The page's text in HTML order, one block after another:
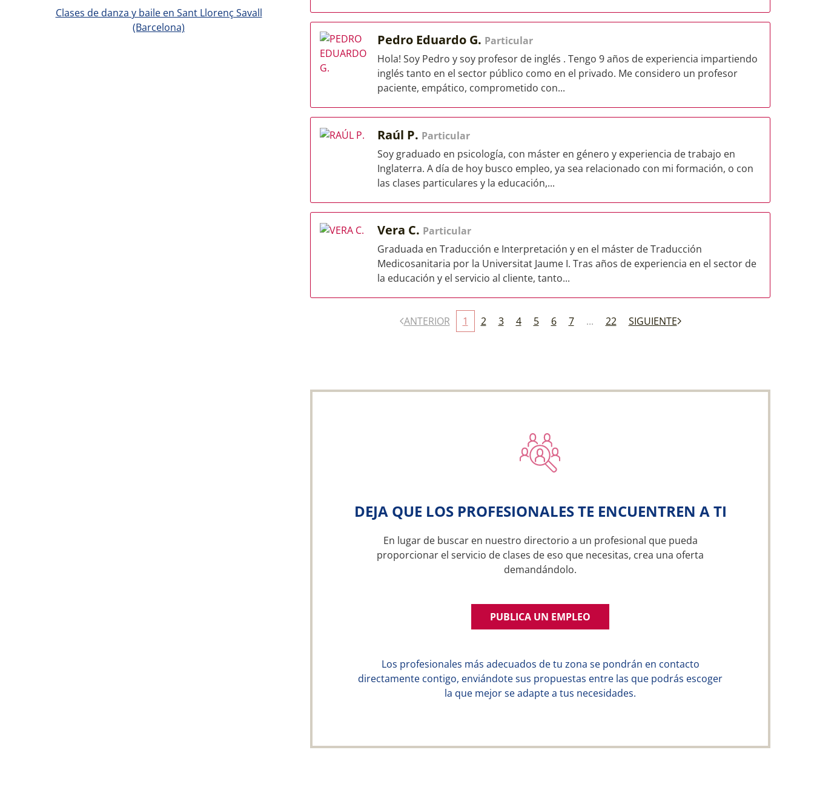
Pedro Eduardo G. Particular
Hola! Soy Pedro y soy profesor de inglés . Tengo 9 años de experiencia impartiendo
inglés tanto en el sector público como en el privado. Me considero un profesor
paciente, empático, comprometido con...
Raúl P. Particular
Soy graduado en psicología, con máster en género y experiencia de trabajo en
Inglaterra. A día de hoy busco empleo, ya sea relacionado con mi formación, o con
las clases particulares y la educación,...
Vera C. Particular
Graduada en Traducción e Interpretación y en el máster de Traducción
Medicosanitaria por la Universitat Jaume I. Tras años de experiencia en el sector de
la educación y el servicio al cliente, tanto...
ANTERIOR 1 2 3 4 5 6 7 ... 22 SIGUIENTE
DEJA QUE LOS PROFESIONALES TE ENCUENTREN A TI
En lugar de buscar en nuestro directorio a un profesional que pueda
proporcionar el servicio de clases de eso que necesitas, crea una oferta
demandándolo.
PUBLICA UN EMPLEO
Los profesionales más adecuados de tu zona se pondrán en contacto
directamente contigo, enviándote sus propuestas entre las que podrás escoger
la que mejor se adapte a tus necesidades.
Clases de danza y baile en Sant Llorenç Savall
(Barcelona)